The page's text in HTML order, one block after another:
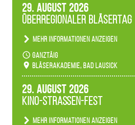
Ambiente gibt es ein
unserer Fachbereiche.
29. August 2026
Überregionaler Bläsertag
Mehr Informationen anzeigen
Teilnahme der Bläserklassen.
ganztäig
Bläserakademie, Bad Lausick
29. August 2026
Kino-Straßen-Fest
Mehr Informationen anzeigen